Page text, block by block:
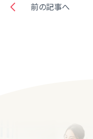
前の記事へ